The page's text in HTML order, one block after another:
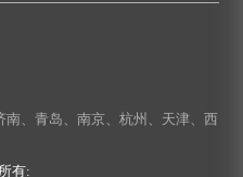
、青岛、南京、杭州、天津、西
有: